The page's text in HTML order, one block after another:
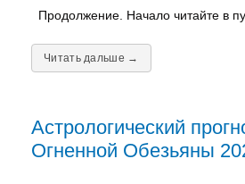
Продолжение. Начало читайте в
Читать дальше →
Астрологический
Огненной Обезьяны